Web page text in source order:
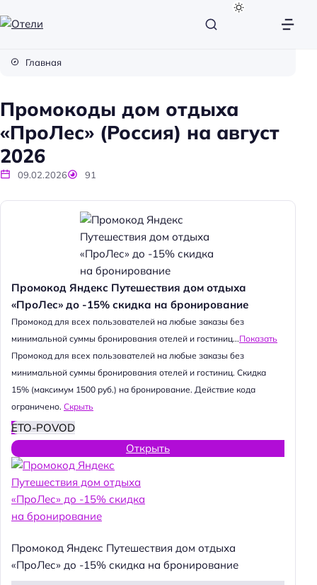
и
Главная
Промокоды дом отдыха
«ПроЛес» (Россия) на август
2026
09.02.2026 91
Промокод Яндекс Путешествия дом отдыха
«ПроЛес» до -15% скидка на бронирование
Промокод для всех пользователей на любые заказы без
минимальной суммы бронирования отелей и гостиниц...Показать
Промокод для всех пользователей на любые заказы без
минимальной суммы бронирования отелей и гостиниц. Скидка
15% (максимум 1500 руб.) на бронирование. Действие кода
ограничено. Скрыть
ETO-POVOD
Открыть
Промокод Яндекс Путешествия дом отдыха
«ПроЛес» до -15% скидка на бронирование